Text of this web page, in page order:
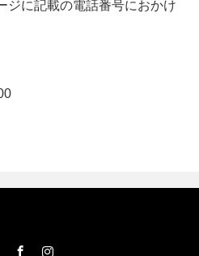
ジに記載の電話番号におかけ